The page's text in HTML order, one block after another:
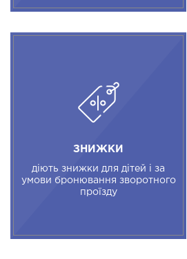
ЗНИЖКИ
діють знижки для дітей і за
умови бронювання зворотного
проїзду